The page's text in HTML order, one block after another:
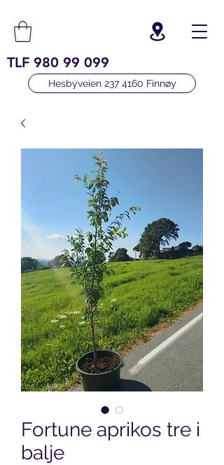
TLF 980 99 099
Hesbyveien 237 4160 Finnøy
Fortune aprikos tre i
balje